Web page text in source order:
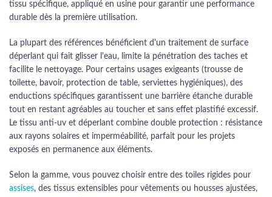
tissu spécifique, appliqué en usine pour garantir une performance
durable dès la première utilisation.
La plupart des références bénéficient d'un traitement de surface
déperlant qui fait glisser l'eau, limite la pénétration des taches et
facilite le nettoyage. Pour certains usages exigeants (trousse de
toilette, bavoir, protection de table, serviettes hygiéniques), des
enductions spécifiques garantissent une barrière étanche durable
tout en restant agréables au toucher et sans effet plastifié excessif.
Le tissu anti-uv et déperlant combine double protection : résistance
aux rayons solaires et imperméabilité, parfait pour les projets
exposés en permanence aux éléments.
Selon la gamme, vous pouvez choisir entre des toiles rigides pour
assises, des tissus extensibles pour vêtements ou housses ajustées,